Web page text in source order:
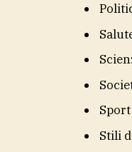
Sport
Stili